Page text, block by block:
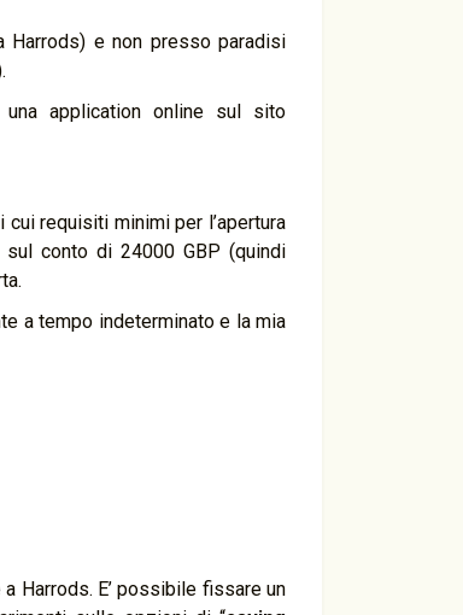
e non presso paradisi
application online sul sito
cui requisiti minimi per l’apertura
conto di 24000 GBP (quindi
a tempo indeterminato e la mia
Harrods. E’ possibile fissare un